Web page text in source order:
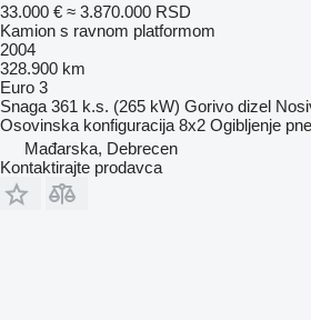
33.000 € ≈ 3.870.000 RSD
Kamion s ravnom platformom
2004
328.900 km
Euro 3
Snaga 361 k.s. (265 kW) Gorivo dizel
Osovinska konfiguracija 8x2 Ogibljenje
Mađarska, Debrecen
Kontaktirajte prodavca